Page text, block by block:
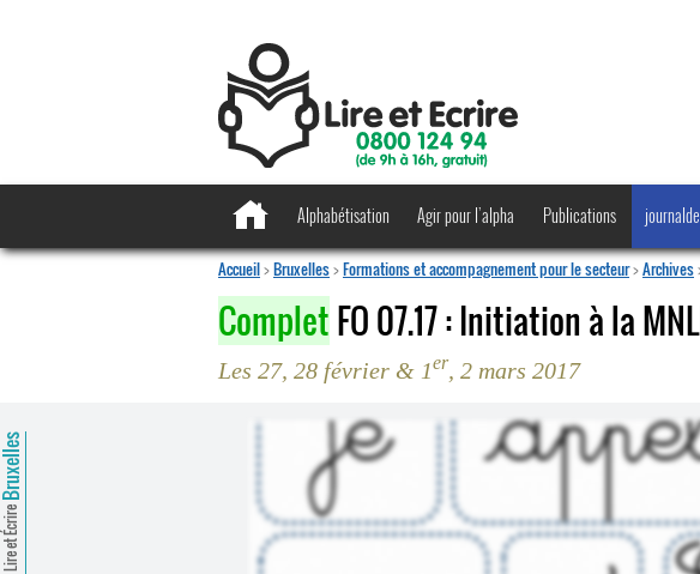
Alphabétisation Agir pour l’alpha
Regards croisés
Publications
Accueil>Bruxelles>Formations et accompagnement pour le secteur>Archives
CompletFO 07.17 : Initiation à la
Les 27, 28 février & 1er, 2 mars 2017
Lire et Écrire